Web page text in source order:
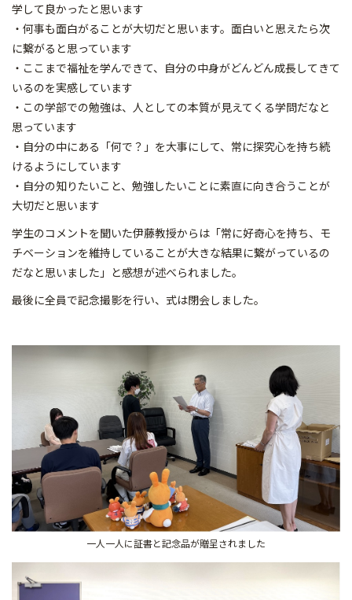
学して良かったと思います
・何事も面白がることが大切だと思います。面白いと思えたら次
に繋がると思っています
・ここまで福祉を学んできて、自分の中身がどんどん成長してきて
いるのを実感しています
・この学部での勉強は、人としての本質が見えてくる学問だなと
思っています
・自分の中にある「何で？」を大事にして、常に探究心を持ち続
けるようにしています
・自分の知りたいこと、勉強したいことに素直に向き合うことが
大切だと思います
学生のコメントを聞いた伊藤教授からは「常に好奇心を持ち、モ
チベーションを維持していることが大きな結果に繋がっているの
だなと思いました」と感想が述べられました。
最後に全員で記念撮影を行い、式は閉会しました。
一人一人に証書と記念品が贈呈されました